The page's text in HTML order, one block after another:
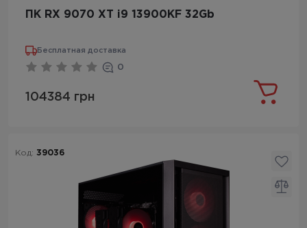
ПК RX 9070 XT i9 13900KF 32Gb
Бесплатная доставка
0
104384 грн
Код: 39036